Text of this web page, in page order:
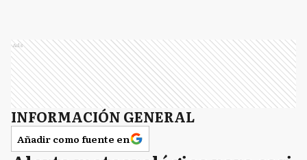
Ads
INFORMACIÓN GENERAL
Añadir como fuente en